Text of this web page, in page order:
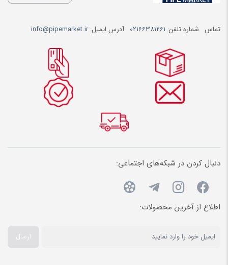
تماس شماره تلفن: 02166381261 آدرس ایمیل:info@pipemarket.ir
دنبال کردن در شبکه‌های اجتماعی:
اطلاع از آخرین محصولات:
ارسال